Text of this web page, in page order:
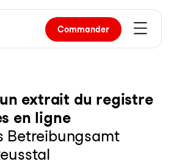
Commander
ex­trait du re­gist­re
en li­gne
Betreibungsamt